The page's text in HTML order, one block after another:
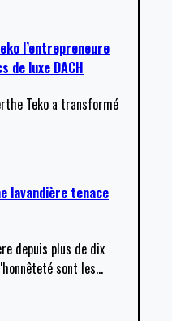
l’entrepreneure
de luxe DACH
Teko a transformé
lavandière tenace
depuis plus de dix
sont les…